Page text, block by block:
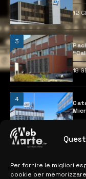
Per fornire le migliori
cookie per
12
3
18
4
MAPPA DEL SITO